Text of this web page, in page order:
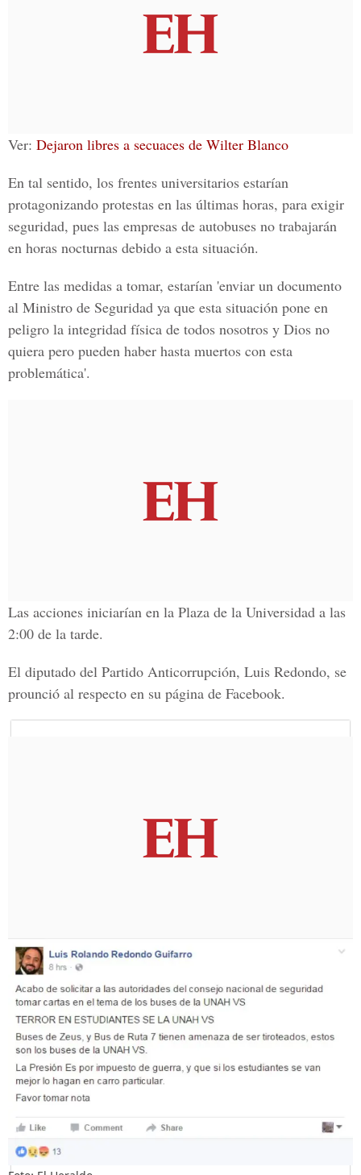
Ver: Dejaron libres a secuaces de Wilter Blanco
En tal sentido, los frentes universitarios estarían
protagonizando protestas en las últimas horas, para exigir
seguridad, pues las empresas de autobuses no trabajarán
en horas nocturnas debido a esta situación.
Entre las medidas a tomar, estarían 'enviar un documento
al Ministro de Seguridad ya que esta situación pone en
peligro la integridad física de todos nosotros y Dios no
quiera pero pueden haber hasta muertos con esta
problemática'.
Las acciones iniciarían en la Plaza de la Universidad a las
2:00 de la tarde.
El diputado del Partido Anticorrupción, Luis Redondo, se
prounció al respecto en su página de Facebook.